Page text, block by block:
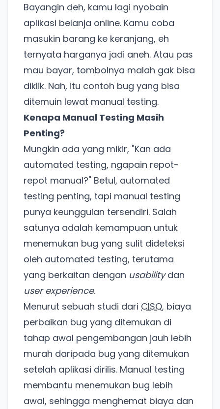
Bayangin deh, kamu lagi nyobain
aplikasi belanja online. Kamu coba
masukin barang ke keranjang, eh
ternyata harganya jadi aneh. Atau pas
mau bayar, tombolnya malah gak bisa
diklik. Nah, itu contoh bug yang bisa
ditemuin lewat manual testing.
Kenapa Manual Testing Masih
Penting?
Mungkin ada yang mikir, "Kan ada
automated testing, ngapain repot-
repot manual?" Betul, automated
testing penting, tapi manual testing
punya keunggulan tersendiri. Salah
satunya adalah kemampuan untuk
menemukan bug yang sulit dideteksi
oleh automated testing, terutama
yang berkaitan dengan usabilitydan
user experience.
Menurut sebuah studi dari CISQ, biaya
perbaikan bug yang ditemukan di
tahap awal pengembangan jauh lebih
murah daripada bug yang ditemukan
setelah aplikasi dirilis. Manual testing
membantu menemukan bug lebih
awal, sehingga menghemat biaya dan